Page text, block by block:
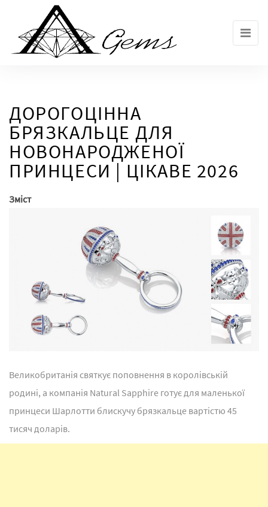
ДОРОГОЦІННА
БРЯЗКАЛЬЦЕ ДЛЯ
НОВОНАРОДЖЕНОЇ
ПРИНЦЕСИ | ЦІКАВЕ 2026
Зміст
Великобританія святкує поповнення в королівській
родині, а компанія Natural Sapphire готує для маленької
принцеси Шарлотти блискучу брязкальце вартістю 45
тисяч доларів.